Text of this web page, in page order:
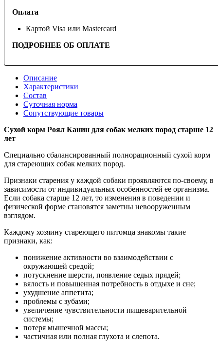
Оплата
Картой Visa или Mastercard
ПОДРОБНЕЕ ОБ ОПЛАТЕ
Описание
Характеристики
Состав
Суточная норма
Сопутствующие товары
Сухой корм Роял Канин для собак мелких пород старше 12
лет
Специально сбалансированный полнорационный сухой корм
для стареющих собак мелких пород.
Признаки старения у каждой собаки проявляются по-своему, в
зависимости от индивидуальных особенностей ее организма.
Если собака старше 12 лет, то изменения в поведении и
физической форме становятся заметны невооруженным
взглядом.
Каждому хозяину стареющего питомца знакомы такие
признаки, как:
понижение активности во взаимодействии с
окружающей средой;
потускнение шерсти, появление седых прядей;
вялость и повышенная потребность в отдыхе и сне;
ухудшение аппетита;
проблемы с зубами;
увеличение чувствительности пищеварительной
системы;
потеря мышечной массы;
частичная или полная глухота и слепота.